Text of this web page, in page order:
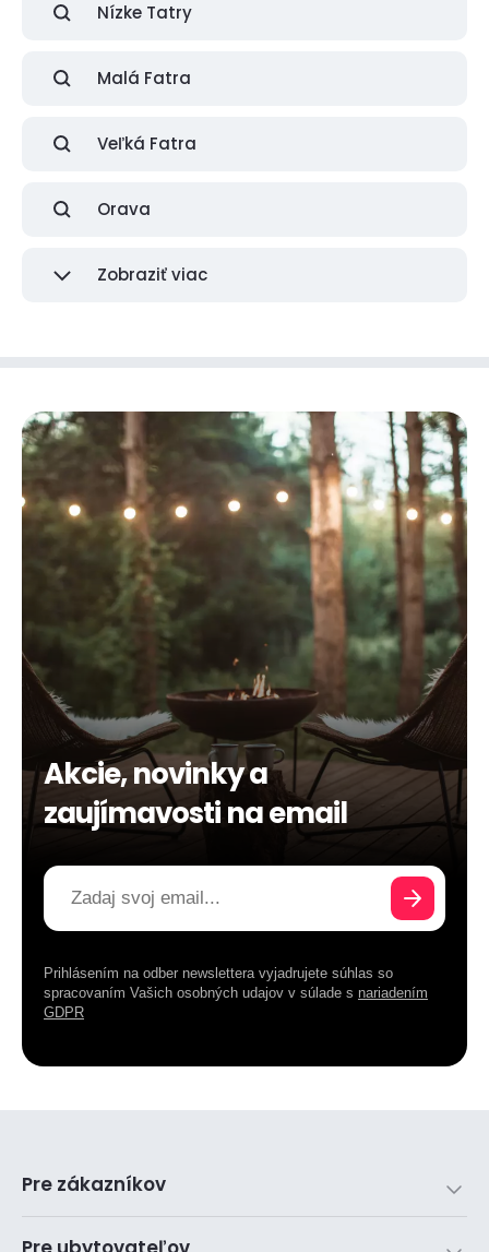
Nízke Tatry
Malá Fatra
Veľká Fatra
Orava
Zobraziť viac
Akcie, novinky a
zaujímavosti na email
Prihlásením na odber newslettera vyjadrujete súhlas so
spracovaním Vašich osobných udajov v súlade s nariadením
GDPR
Pre zákazníkov